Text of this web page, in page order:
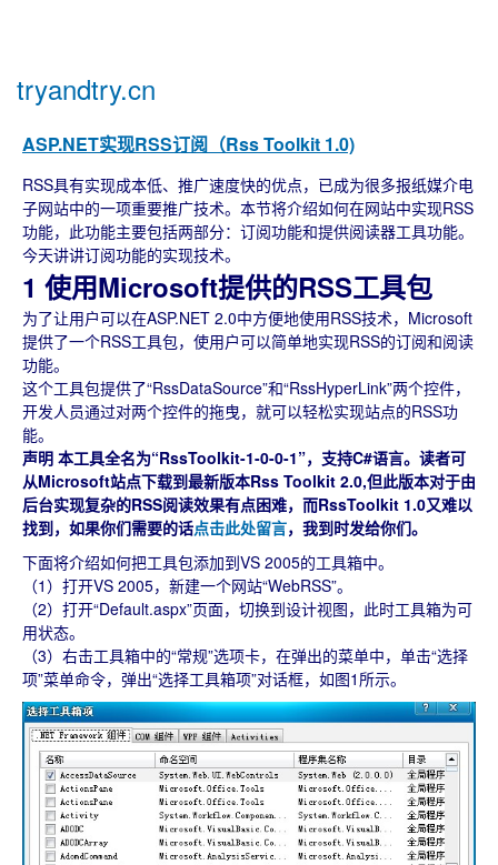
tryandtry.cn
ASP.NET实现RSS订阅（Rss Toolkit 1.0)
RSS具有实现成本低、推广速度快的优点，已成为很多报纸媒介电
子网站中的一项重要推广技术。本节将介绍如何在网站中实现RSS
功能，此功能主要包括两部分：订阅功能和提供阅读器工具功能。
今天讲讲订阅功能的实现技术。
1 使用Microsoft提供的RSS工具包
为了让用户可以在ASP.NET 2.0中方便地使用RSS技术，Microsoft
提供了一个RSS工具包，使用户可以简单地实现RSS的订阅和阅读
功能。
这个工具包提供了“RssDataSource”和“RssHyperLink”两个控件，
开发人员通过对两个控件的拖曳，就可以轻松实现站点的RSS功
能。
声明 本工具全名为“RssToolkit-1-0-0-1”，支持C#语言。读者可
从Microsoft站点下载到最新版本Rss Toolkit 2.0,但此版本对于由
后台实现复杂的RSS阅读效果有点困难，而RssToolkit 1.0又难以
找到，如果你们需要的话点击此处留言，我到时发给你们。
下面将介绍如何把工具包添加到VS 2005的工具箱中。
（1）打开VS 2005，新建一个网站“WebRSS”。
（2）打开“Default.aspx”页面，切换到设计视图，此时工具箱为可
用状态。
（3）右击工具箱中的“常规”选项卡，在弹出的菜单中，单击“选择
项”菜单命令，弹出“选择工具箱项”对话框，如图1所示。